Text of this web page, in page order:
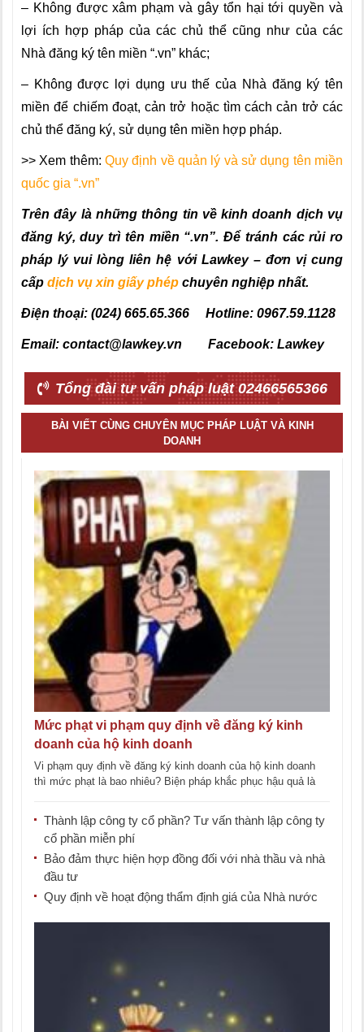
– Không được xâm phạm và gây tổn hại tới quyền và
lợi ích hợp pháp của các chủ thể cũng như của các
Nhà đăng ký tên miền “.vn” khác;
– Không được lợi dụng ưu thế của Nhà đăng ký tên
miền để chiếm đoạt, cản trở hoặc tìm cách cản trở các
chủ thể đăng ký, sử dụng tên miền hợp pháp.
>> Xem thêm: Quy định về quản lý và sử dụng tên miền
quốc gia “.vn”
Trên đây là những thông tin về kinh doanh dịch vụ
đăng ký, duy trì tên miền “.vn”.Để tránh các rủi ro
pháp lý vui lòng liên hệ với Lawkey – đơn vị cung
cấp dịch vụ xin giấy phép chuyên nghiệp nhất.
Điện thoại: (024) 665.65.366 Hotline: 0967.59.1128
Email: contact@lawkey.vn Facebook: Lawkey
Tổng đài tư vấn pháp luật 02466565366
BÀI VIẾT CÙNG CHUYÊN MỤC PHÁP LUẬT VÀ KINH
DOANH
Mức phạt vi phạm quy định về đăng ký kinh
doanh của hộ kinh doanh
Vi phạm quy định về đăng ký kinh doanh của hộ kinh doanh
thì mức phạt là bao nhiêu? Biện pháp khắc phục hậu quả là
Thành lập công ty cổ phần? Tư vấn thành lập công ty
cổ phần miễn phí
Bảo đảm thực hiện hợp đồng đối với nhà thầu và nhà
đầu tư
Quy định về hoạt động thẩm định giá của Nhà nước